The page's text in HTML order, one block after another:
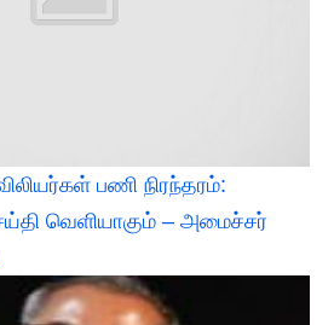
பணி நிரந்தரம்:
வெளியாகும் – அமைச்சர்